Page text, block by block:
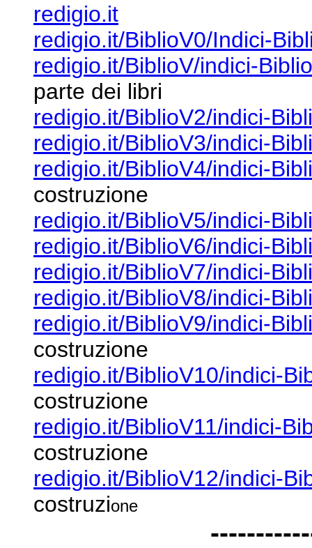
redigio.it
redigio.it/BiblioV0/Indici-
redigio.it/BiblioV/indici-
parte dei libri
redigio.it/BiblioV2/indici-
redigio.it/BiblioV3/indici-
redigio.it/BiblioV4/indici-
costruzione
redigio.it/BiblioV5/indici-
redigio.it/BiblioV6/indici-
redigio.it/BiblioV7/indici-
redigio.it/BiblioV8/indici-
redigio.it/BiblioV9/indici-
costruzione
redigio.it/BiblioV10/indici-
costruzione
redigio.it/BiblioV11/indici-
costruzione
redigio.it/BiblioV12/indici-
costruzione